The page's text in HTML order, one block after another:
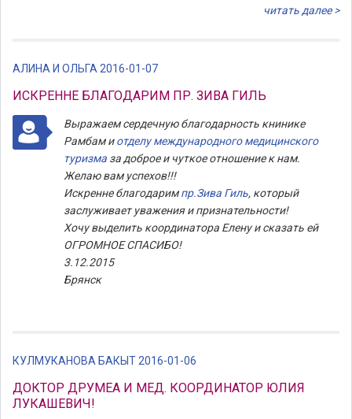
читать далее >
АЛИНА И ОЛЬГА 2016-01-07
ИСКРЕННЕ БЛАГОДАРИМ ПР. ЗИВА ГИЛЬ
Выражаем сердечную благодарность книнике
Рамбам иотделу международного медицинского
туризма за доброе и чуткое отношение к нам.
Желаю вам успехов!!!
Искренне благодаримпр.Зива Гиль, который
заслуживает уважения и признательности!
Хочу выделить координатора Елену и сказать ей
ОГРОМНОЕ СПАСИБО!
3.12.2015
Брянск
КУЛМУКАНОВА БАКЫТ 2016-01-06
ДОКТОР ДРУМЕА И МЕД. КООРДИНАТОР ЮЛИЯ
ЛУКАШЕВИЧ!